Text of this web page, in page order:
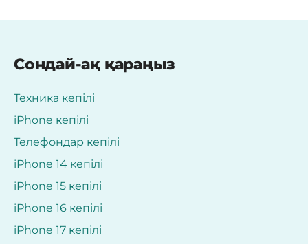
Сондай-ақ қараңыз
Техника кепілі
iPhone кепілі
Телефондар кепілі
iPhone 14 кепілі
iPhone 15 кепілі
iPhone 16 кепілі
iPhone 17 кепілі